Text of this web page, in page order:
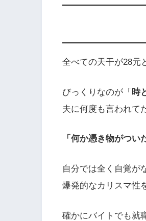
全べての天干が28元
びっくりなのが「 時
夫に何度も言われて
「何か憑き物がつい
自分では全く自覚が
爆発的なカリスマ性
確かにバイトでも就